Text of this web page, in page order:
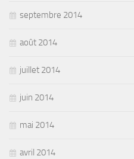
septembre 2014
août 2014
juillet 2014
juin 2014
mai 2014
avril 2014